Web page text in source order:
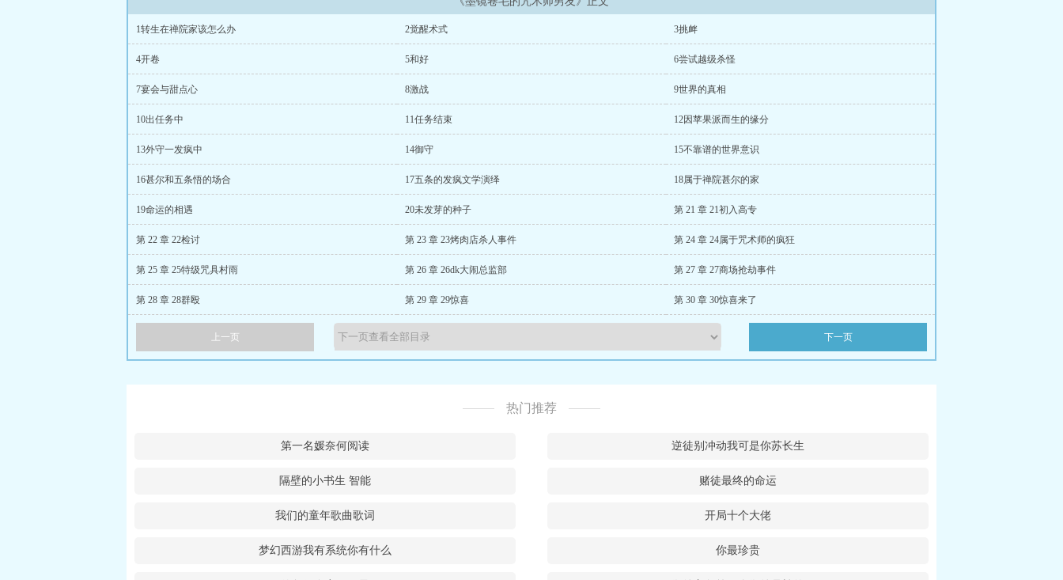
1转生在禅院家该怎么办 2觉醒术式 3挑衅
4开卷 5和好 6尝试越级杀怪
7宴会与甜点心 8激战 9世界的真相
10出任务中 11任务结束 12因苹果派而生的缘分
13外守一发疯中 14御守 15不靠谱的世界意识
16甚尔和五条悟的场合 17五条的发疯文学演绎 18属于禅院甚尔的家
19命运的相遇 20未发芽的种子 第 21 章 21初入高专
第 22 章 22检讨 第 23 章 23烤肉店杀人事件 第 24 章 24属于咒术师的疯狂
第 25 章 25特级咒具村雨 第 26 章 26dk大闹总监部 第 27 章 27商场抢劫事件
第 28 章 28群殴 第 29 章 29惊喜 第 30 章 30惊喜来了
上一页 下一页
热门推荐
第一名媛奈何阅读 逆徒别冲动我可是你苏长生
隔壁的小书生 智能 赌徒最终的命运
我们的童年歌曲歌词 开局十个大佬
梦幻西游我有系统你有什么 你最珍贵